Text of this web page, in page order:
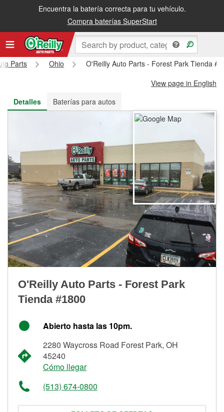
Encuentra la batería correcta para tu vehículo.
Compra baterías SuperStart
Recibe tu orden gratis al día siguiente o recógela en la tienda
Parts Ohio
O'Reilly Auto Parts - Forest Park Tienda
View page in English
Detalles
Baterías para autos
O'Reilly Auto Parts - Forest Park
Tienda #1800
Abierto hasta las 10pm.
2280 Waycross Road Forest Park, OH
45240
Cómo llegar
(513) 674-0800